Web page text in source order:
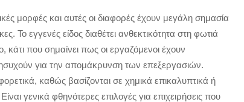
μορφές και αυτές οι διαφορές έχουν μεγάλη σημασία
εγγενές είδος διαθέτει ανθεκτικότητα στη φωτιά
που σημαίνει πως οι εργαζόμενοι έχουν
για την απομάκρυνση των επεξεργασιών.
καθώς βασίζονται σε χημικά επικαλυπτικά ή
γενικά φθηνότερες επιλογές για επιχειρήσεις που